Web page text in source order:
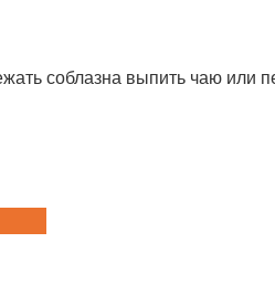
соблазна выпить чаю или